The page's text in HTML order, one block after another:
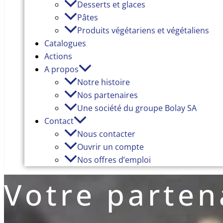
Desserts et glaces
Pâtes
Produits végétariens et végétaliens
Catalogues
Actions
A propos
Notre histoire
Nos partenaires
Une société du groupe Bolay SA
Contact
Nous contacter
Ouvrir un compte
Nos offres d’emploi
Votre